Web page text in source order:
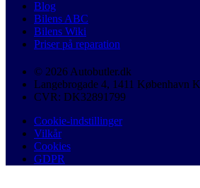
Blog
Bilens ABC
Bilens Wiki
Priser på reparation
© 2026 Autobutler.dk
Langebrogade 4, 1411 København K
CVR: DK32891799
Cookie-indstillinger
Vilkår
Cookies
GDPR